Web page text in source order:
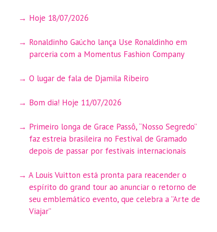
Hoje 18/07/2026
Ronaldinho Gaúcho lança Use Ronaldinho em
parceria com a Momentus Fashion Company
O lugar de fala de Djamila Ribeiro
Bom dia! Hoje 11/07/2026
Primeiro longa de Grace Passô, “Nosso Segredo”
faz estreia brasileira no Festival de Gramado
depois de passar por festivais internacionais
A Louis Vuitton está pronta para reacender o
espírito do grand tour ao anunciar o retorno de
seu emblemático evento, que celebra a ”Arte de
Viajar”